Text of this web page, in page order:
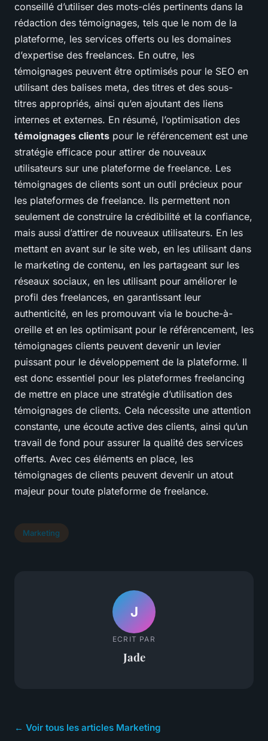
conseillé d’utiliser des mots-clés pertinents dans la
rédaction des témoignages, tels que le nom de la
plateforme, les services offerts ou les domaines
d’expertise des freelances. En outre, les
témoignages peuvent être optimisés pour le SEO en
utilisant des balises meta, des titres et des sous-
titres appropriés, ainsi qu’en ajoutant des liens
internes et externes. En résumé, l’optimisation des
témoignages clients pour le référencement est une
stratégie efficace pour attirer de nouveaux
utilisateurs sur une plateforme de freelance. Les
témoignages de clients sont un outil précieux pour
les plateformes de freelance. Ils permettent non
seulement de construire la crédibilité et la confiance,
mais aussi d’attirer de nouveaux utilisateurs. En les
mettant en avant sur le site web, en les utilisant dans
le marketing de contenu, en les partageant sur les
réseaux sociaux, en les utilisant pour améliorer le
profil des freelances, en garantissant leur
authenticité, en les promouvant via le bouche-à-
oreille et en les optimisant pour le référencement, les
témoignages clients peuvent devenir un levier
puissant pour le développement de la plateforme. Il
est donc essentiel pour les plateformes freelancing
de mettre en place une stratégie d’utilisation des
témoignages de clients. Cela nécessite une attention
constante, une écoute active des clients, ainsi qu’un
travail de fond pour assurer la qualité des services
offerts. Avec ces éléments en place, les
témoignages de clients peuvent devenir un atout
majeur pour toute plateforme de freelance.
Marketing
J
ECRIT PAR
Jade
← Voir tous les articles Marketing